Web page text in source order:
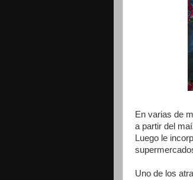
En varias de
a partir del
Luego le
Uno de los